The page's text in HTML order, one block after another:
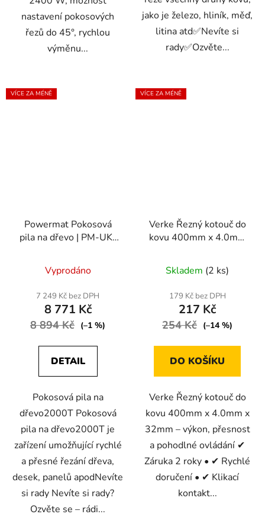
nastavení pokosových
řezů do 45°, rychlou
výměnu...
jako je železo, hliník, měď,
litina atd✅Nevíte si
rady✅Ozvěte...
VÍCE ZA MÉNĚ
Powermat Pokosová
pila na dřevo | PM-UK-
Vyprodáno
7 249 Kč bez DPH
8 771 Kč
8 894 Kč (–1 %)
DETAIL
Pokosová pila na
dřevo2000T Pokosová
pila na dřevo2000T je
zařízení umožňující rychlé
a přesné řezání dřeva,
desek, panelů apodNevíte
si rady Nevíte si rady?
Ozvěte se – rádi...
VÍCE ZA MÉNĚ
Verke Řezný kotouč do
kovu 400mm x 4.0mm
Skladem (2 ks)
179 Kč bez DPH
217 Kč
254 Kč (–14 %)
DO KOŠÍKU
Verke Řezný kotouč do
kovu 400mm x 4.0mm x
32mm – výkon, přesnost
a pohodlné ovládání ✔
Záruka 2 roky • ✔ Rychlé
doručení • ✔ Klikací
kontakt...